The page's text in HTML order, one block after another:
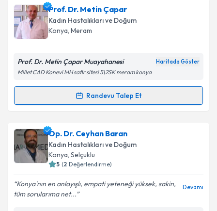
Doç. Dr. Ersin Çintesuniçin randevu takvimi talebi
oluşturun. Size bu uzmandan randevu almanız için bir
takvim hazırlandığında e-posta ile bilgilendireceğiz.
Kişisel verilerimin işlenmesine ilişkin
Metni'ni okudum ve kişisel verilerimin belirtilen
Takvim Talebini Gönder
Prof. Dr. Metin Çapar
Kadın Hastalıkları ve Doğum
Konya, Meram
Prof. Dr. Metin Çapar Muayahanesi Haritada Göster
Millet CAD Konevi MH safir sitesi 5\2SK meram konya
Randevu Talep Et
Randevu Takvimi Talebi
Prof. Dr. Metin Çapar için randevu takvimi talebi
oluşturun. Size bu uzmandan randevu almanız için bir
takvim hazırlandığında e-posta ile bilgilendireceğiz.
Op. Dr. Ceyhan Baran
Kadın Hastalıkları ve Doğum
Konya, Selçuklu
5 (2 Değerlendirme)
Konya'nın en anlayışlı, empati yeteneği yüksek, sakin,
tüm sorularıma net...
Devamı